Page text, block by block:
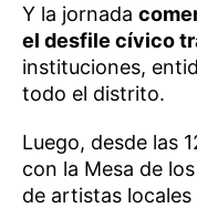
Y la jornada
el desfile cívico
instituciones,
todo el distrito.
Luego, desde las
con la Mesa de
de artistas